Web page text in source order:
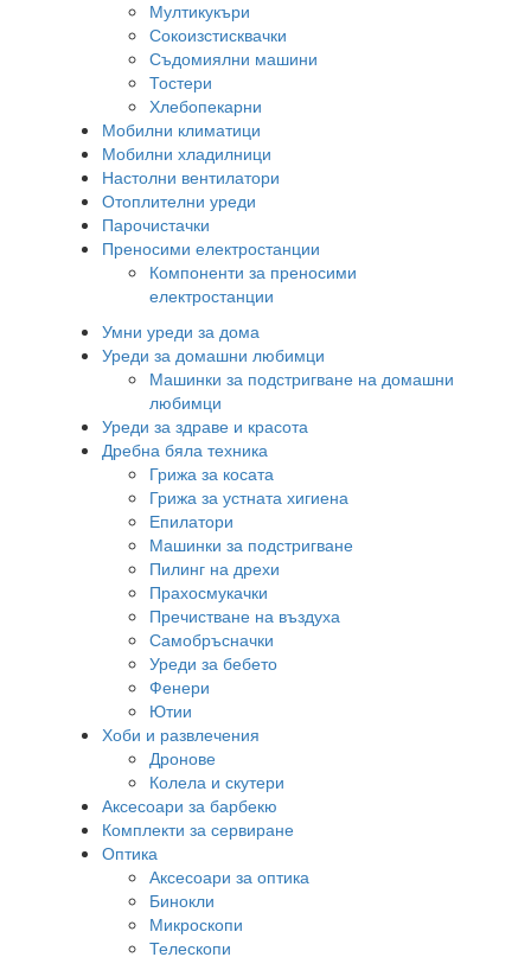
Мултикукъри
Сокоизстисквачки
Съдомиялни машини
Тостери
Хлебопекарни
Мобилни климатици
Мобилни хладилници
Настолни вентилатори
Отоплителни уреди
Парочистачки
Преносими електростанции
Компоненти за преносими
електростанции
Умни уреди за дома
Уреди за домашни любимци
Машинки за подстригване на домашни
любимци
Уреди за здраве и красота
Дребна бяла техника
Грижа за косата
Грижа за устната хигиена
Епилатори
Машинки за подстригване
Пилинг на дрехи
Прахосмукачки
Пречистване на въздуха
Самобръсначки
Уреди за бебето
Фенери
Ютии
Хоби и развлечения
Дронове
Колела и скутери
Аксесоари за барбекю
Комплекти за сервиране
Оптика
Аксесоари за оптика
Бинокли
Микроскопи
Телескопи